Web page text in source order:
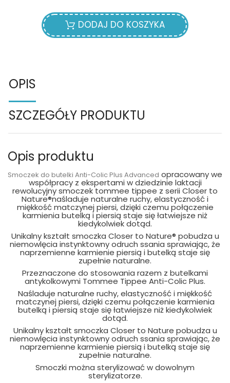
DODAJ DO KOSZYKA
OPIS
SZCZEGÓŁY PRODUKTU
Opis produktu
Smoczek do butelki Anti-Colic Plus Advanced opracowany we
współpracy z ekspertami w dziedzinie laktacji
rewolucyjny smoczek tommee tippee z serii Closer to
Nature®naśladuje naturalne ruchy, elastyczność i
miękkość matczynej piersi, dzięki czemu połączenie
karmienia butelką i piersią staje się łatwiejsze niż
kiedykolwiek dotąd.
Unikalny kształt smoczka Closer to Nature® pobudza u
niemowlęcia instynktowny odruch ssania sprawiając, że
naprzemienne karmienie piersią i butelką staje się
zupełnie naturalne.
Przeznaczone do stosowania razem z butelkami
antykolkowymi Tommee Tippee Anti-Colic Plus.
Naśladuje naturalne ruchy, elastyczność i miękkość
matczynej piersi, dzięki czemu połączenie karmienia
butelką i piersią staje się łatwiejsze niż kiedykolwiek
dotąd.
Unikalny kształt smoczka Closer to Nature pobudza u
niemowlęcia instynktowny odruch ssania sprawiając, że
naprzemienne karmienie piersią i butelką staje się
zupełnie naturalne.
Smoczki można sterylizować w dowolnym
sterylizatorze.